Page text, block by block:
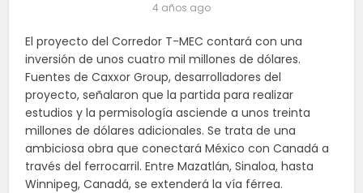
4 años ago
El proyecto del Corredor T-MEC contará con una
inversión de unos cuatro mil millones de dólares.
Fuentes de Caxxor Group, desarrolladores del
proyecto, señalaron que la partida para realizar
estudios y la permisología asciende a unos treinta
millones de dólares adicionales. Se trata de una
ambiciosa obra que conectará México con Canadá a
través del ferrocarril. Entre Mazatlán, Sinaloa, hasta
Winnipeg, Canadá, se extenderá la vía férrea.